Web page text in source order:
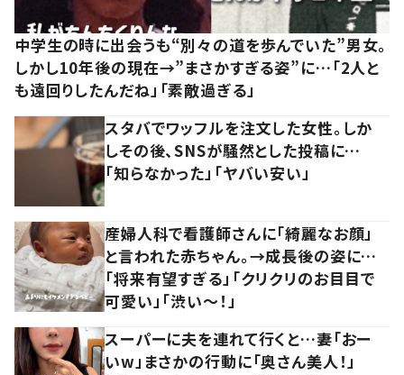
中学生の時に出会うも“別々の道を歩んでいた”男女。
しかし10年後の現在→”まさかすぎる姿”に…「2人と
も遠回りしたんだね」「素敵過ぎる」
スタバでワッフルを注文した女性。しか
しその後、SNSが騒然とした投稿に…
「知らなかった」「ヤバい安い」
産婦人科で看護師さんに「綺麗なお顔」
と言われた赤ちゃん。→成長後の姿に…
「将来有望すぎる」「クリクリのお目目で
可愛い」「渋い～！」
スーパーに夫を連れて行くと…妻「おー
いw」まさかの行動に「奥さん美人！」